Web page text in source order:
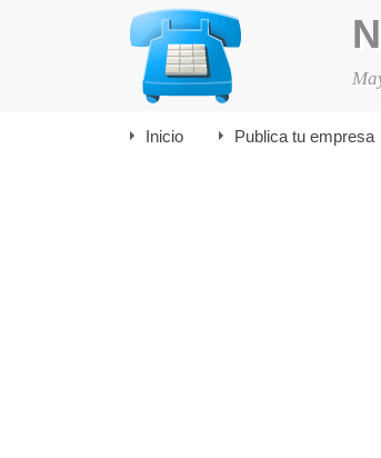
Inicio Publica tu empresa